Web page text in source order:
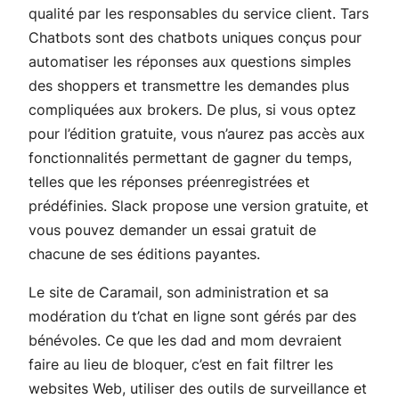
qualité par les responsables du service client. Tars
Chatbots sont des chatbots uniques conçus pour
automatiser les réponses aux questions simples
des shoppers et transmettre les demandes plus
compliquées aux brokers. De plus, si vous optez
pour l’édition gratuite, vous n’aurez pas accès aux
fonctionnalités permettant de gagner du temps,
telles que les réponses préenregistrées et
prédéfinies. Slack propose une version gratuite, et
vous pouvez demander un essai gratuit de
chacune de ses éditions payantes.
Le site de Caramail, son administration et sa
modération du t’chat en ligne sont gérés par des
bénévoles. Ce que les dad and mom devraient
faire au lieu de bloquer, c’est en fait filtrer les
websites Web, utiliser des outils de surveillance et